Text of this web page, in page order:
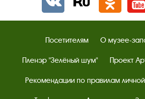
Посетителям О музее-
Пленэр "Зелёный шум" Проект
Рекомендации по правилам